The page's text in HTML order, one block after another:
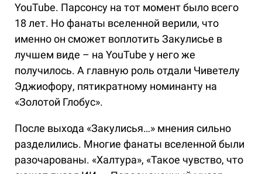
YouTube. Парсонсу на тот момент было всего
18 лет. Но фанаты вселенной верили, что
именно он сможет воплотить Закулисье в
лучшем виде – на YouTube у него же
получилось. А главную роль отдали Чиветелу
Эджиофору, пятикратному номинанту на
«Золотой Глобус».
После выхода «Закулисья…» мнения сильно
разделились. Многие фанаты вселенной были
разочарованы. «Халтура», «Такое чувство, что